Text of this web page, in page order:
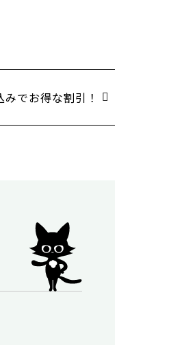
でお得な割引！